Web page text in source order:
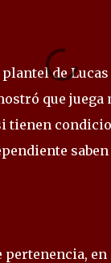
de Lucas
que juega